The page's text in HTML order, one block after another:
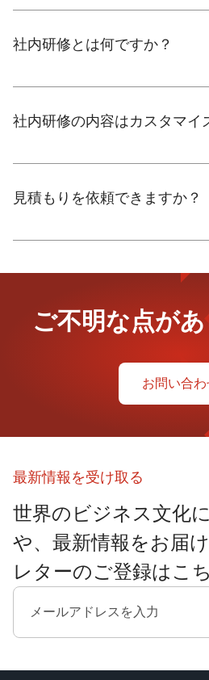
社内研修とは何ですか？
社内研修の内容はカスタマイ
見積もりを依頼できますか？
ご不明な点が
お問い合
最新情報を受け取る
世界のビジネス文化
や、最新情報をお届
レターのご登録はこ